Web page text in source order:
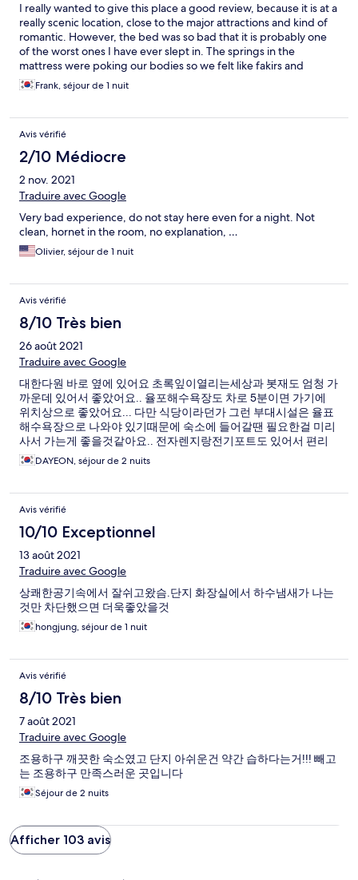
I really wanted to give this place a good review, because it is at a
really scenic location, close to the major attractions and kind of
romantic. However, the bed was so bad that it is probably one
of the worst ones I have ever slept in. The springs in the
mattress were poking our bodies so we felt like fakirs and
furthermore, the bed is next to the entrance which has an
automatic light and everytime my wife turned in bed we were
really good.
Frank, séjour de 1 nuit
Avis vérifié
2/10 Médiocre
2 nov. 2021
Traduire avec Google
Very bad experience, do not stay here even for a night. Not
clean, hornet in the room, no explanation, …
Olivier, séjour de 1 nuit
Avis vérifié
8/10 Très bien
26 août 2021
Traduire avec Google
대한다원 바로 옆에 있어요 초록잎이열리는세상과 봇재도 엄청 가
까운데 있어서 좋았어요.. 율포해수욕장도 차로 5분이면 가기에
위치상으로 좋았어요... 다만 식당이라던가 그런 부대시설은 율표
해수욕장으로 나와야 있기때문에 숙소에 들어갈땐 필요한걸 미리
사서 가는게 좋을것같아요.. 전자렌지랑전기포트도 있어서 편리
해요 불편한건없었는데 다만 욕실 슬리퍼는 교체를 좀 하셔야할것
같아요 너무 더러워서 신을 수가 없어서 저희는 갖고간 쪼리이용
소음도 잘 들리지 않습니다. 잘 이용하고 왔어요
DAYEON, séjour de 2 nuits
Avis vérifié
10/10 Exceptionnel
13 août 2021
Traduire avec Google
상쾌한공기속에서 잘쉬고왔슴.단지 화장실에서 하수냄새가 나는
것만 차단했으면 더욱좋았을것
hongjung, séjour de 1 nuit
Avis vérifié
8/10 Très bien
7 août 2021
Traduire avec Google
조용하구 깨끗한 숙소였고 단지 아쉬운건 약간 습하다는거!!! 빼고
는 조용하구 만족스러운 곳입니다
Séjour de 2 nuits
Afficher 103 avis